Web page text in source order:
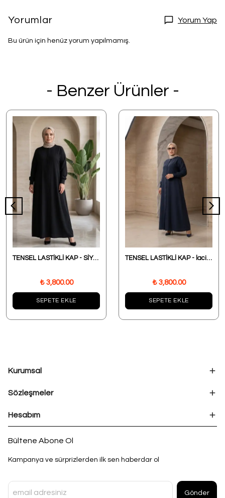
Yorumlar Yorum Yap
Bu ürün için henüz yorum yapılmamış.
- Benzer Ürünler -
TENSEL LASTİKLİ KAP - SİYAH
₺ 3,800.00
SEPETE EKLE
TENSEL LASTİKLİ KAP - lacivert
₺ 3,800.00
SEPETE EKLE
Kurumsal
Sözleşmeler
Hesabım
Bültene Abone Ol
Kampanya ve sürprizlerden ilk sen haberdar ol
Gönder